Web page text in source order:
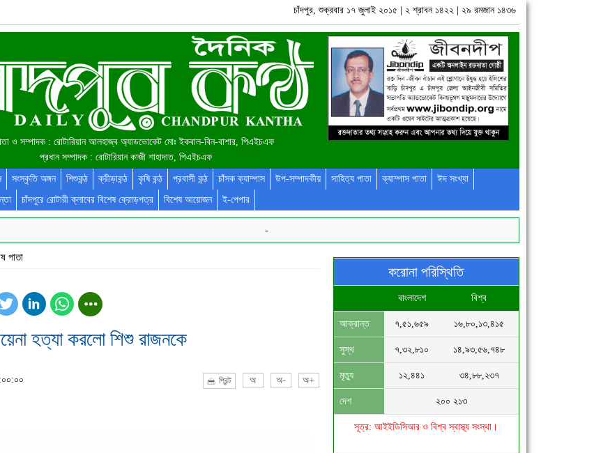
চাঁদপুর, শুক্রবার ১৭ জুলাই ২০১৫ | ২ শ্রাবন ১৪২২ | ২৯ রমজান ১৪৩৬
ও সম্পাদক : রোটারিয়ান আলহাজ্ব অ্যাডভোকেট মোঃ ইকবাল-বিন-বাশার, পিএইচএফ
প্রধান সম্পাদক : রোটারিয়ান কাজী শাহাদাত, পিএইচএফ
সংস্কৃতি অঙ্গন শিশুকন্ঠ ক্রীড়াকন্ঠ কৃষি কন্ঠ প্রবাসী কন্ঠ চাঁসক ক্যাম্পাস উপ-সম্পাদকীয় সাহিত্য পাতা ক্যাম্পাস পাতা
ঈদ সংখ্যা
চাঁদপুরে রোটারী ক্লাবের বিশেষ ক্রোড়পত্র বিশেষ আয়োজন ই-পেপার
পাতা
হত্যা করলো শিশু রাজনকে
প্রিন্ট অ অ- অ+
করোনা পরিস্থিতি
বাংলাদেশ বিশ্ব
আক্রান্ত ৭,৫১,৬৫৯ ১৬,৮০,১৩,৪১৫
সুস্থ ৭,৩২,৮১০ ১৪,৯৩,৫৬,৭৪৮
মৃত্যু ১২,৪৪১ ৩৪,৮৮,২৩৭
দেশ ২০০ ২১৩
সূত্র: আইইডিসিআর ও বিশ্ব স্বাস্থ্য সংস্থা।